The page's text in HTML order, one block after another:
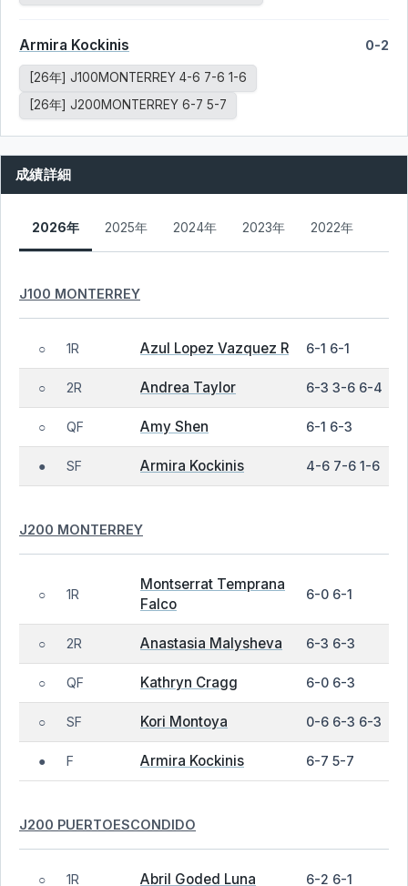
Armira Kockinis 0-2
[26年] J100MONTERREY 4-6 7-6 1-6
[26年] J200MONTERREY 6-7 5-7
成績詳細
2026年 2025年 2024年 2023年 2022年
J100 MONTERREY
○ 1R Azul Lopez Vazquez R 6-1 6-1
○ 2R Andrea Taylor 6-3 3-6 6-4
○ QF Amy Shen 6-1 6-3
● SF Armira Kockinis 4-6 7-6 1-6
J200 MONTERREY
○ 1R
Montserrat Temprana
Falco
6-0 6-1
○ 2R Anastasia Malysheva 6-3 6-3
○ QF Kathryn Cragg 6-0 6-3
○ SF Kori Montoya 0-6 6-3 6-3
● F Armira Kockinis 6-7 5-7
J200 PUERTOESCONDIDO
○ 1R Abril Goded Luna 6-2 6-1